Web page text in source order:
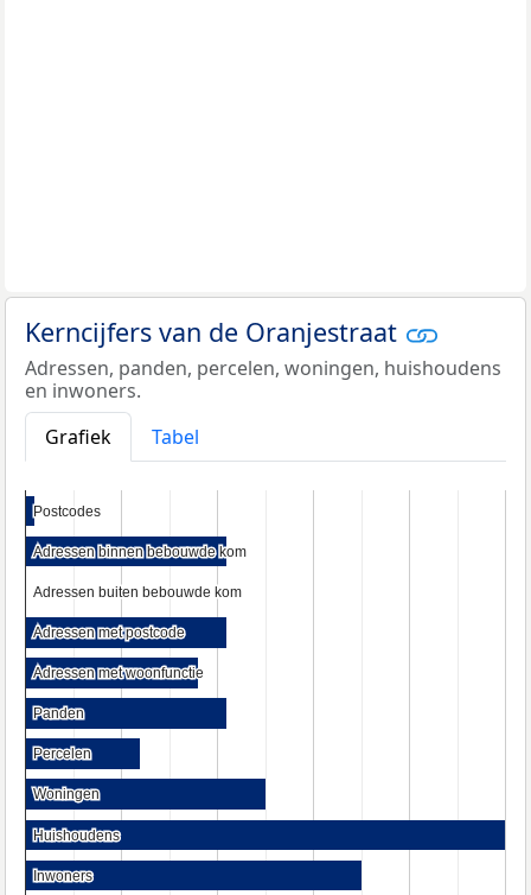
Kerncijfers van de Oranjestraat
Adressen, panden, percelen, woningen, huishoudens
en inwoners.
Grafiek
Tabel
Postcodes
Postcodes
Adressen binnen bebouwde kom
Adressen binnen bebouwde kom
Adressen buiten bebouwde kom
Adressen buiten bebouwde kom
Adressen met postcode
Adressen met postcode
Adressen met woonfunctie
Adressen met woonfunctie
Panden
Panden
Percelen
Percelen
Woningen
Woningen
Huishoudens
Huishoudens
Inwoners
Inwoners